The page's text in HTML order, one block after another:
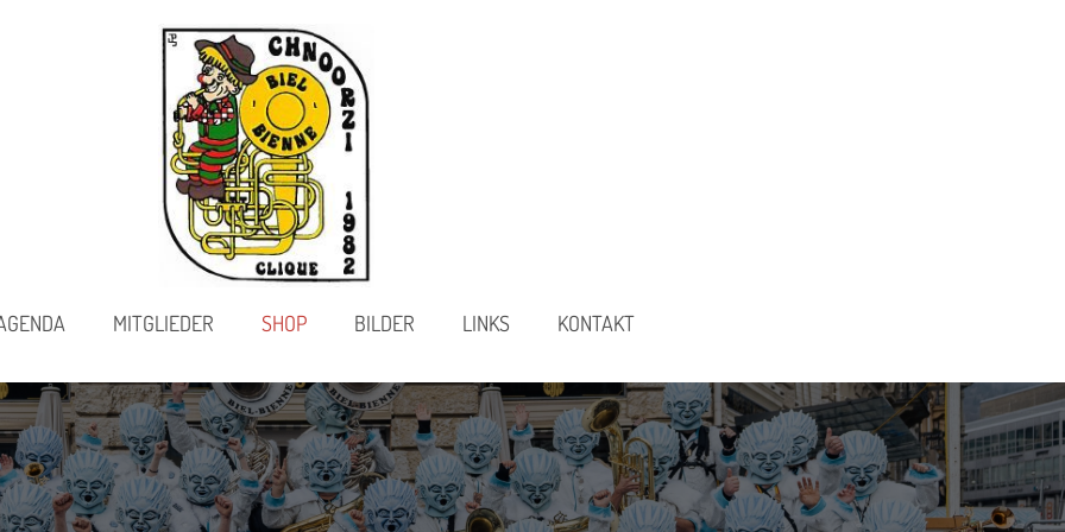
MITGLIEDER SHOP BILDER LINKS KONTAKT